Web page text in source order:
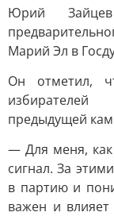
Юрий
Марий Эл в
Он отметил,
предыдущей
— Для меня, как
сигнал. За
в партию и
важен и